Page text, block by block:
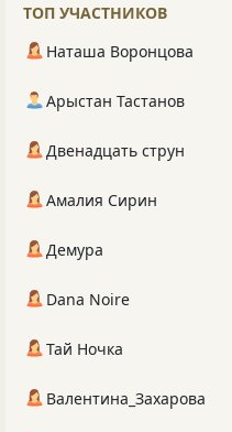
ТОП УЧАСТНИКОВ
Наташа Воронцова
Арыстан Тастанов
Двенадцать струн
Амалия Сирин
Демура
Dana Noire
Тай Ночка
Валентина_Захарова